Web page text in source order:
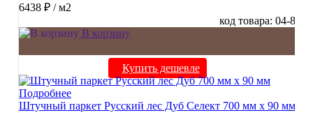
6438 ₽ / м2
код товара: 04-8
В корзину
Купить дешевле
Подробнее
Штучный паркет Русский лес Дуб Селект 700 мм х 90 мм